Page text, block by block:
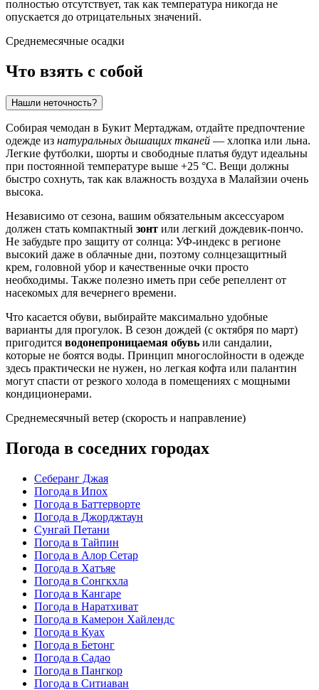
полностью отсутствует, так как температура никогда не
опускается до отрицательных значений.
Среднемесячные осадки
Что взять с собой
Нашли неточность?
Собирая чемодан в Букит Мертаджам, отдайте предпочтение
одежде из натуральных дышащих тканей — хлопка или льна.
Легкие футболки, шорты и свободные платья будут идеальны
при постоянной температуре выше +25 °C. Вещи должны
быстро сохнуть, так как влажность воздуха в Малайзии очень
высока.
Независимо от сезона, вашим обязательным аксессуаром
должен стать компактный зонт или легкий дождевик-пончо.
Не забудьте про защиту от солнца: УФ-индекс в регионе
высокий даже в облачные дни, поэтому солнцезащитный
крем, головной убор и качественные очки просто
необходимы. Также полезно иметь при себе репеллент от
насекомых для вечернего времени.
Что касается обуви, выбирайте максимально удобные
варианты для прогулок. В сезон дождей (с октября по март)
пригодится водонепроницаемая обувь или сандалии,
которые не боятся воды. Принцип многослойности в одежде
здесь практически не нужен, но легкая кофта или палантин
могут спасти от резкого холода в помещениях с мощными
кондиционерами.
Среднемесячный ветер (скорость и направление)
Погода в соседних городах
Себеранг Джая
Погода в Ипох
Погода в Баттерворте
Погода в Джорджтаун
Сунгай Петани
Погода в Тайпин
Погода в Алор Сетар
Погода в Хатъяе
Погода в Сонгкхла
Погода в Кангаре
Погода в Наратхиват
Погода в Камерон Хайлендс
Погода в Куах
Погода в Бетонг
Погода в Садао
Погода в Пангкор
Погода в Ситиаван